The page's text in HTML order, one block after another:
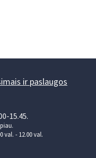
ir paslaugos
15.45.
val. - 12.00 val.